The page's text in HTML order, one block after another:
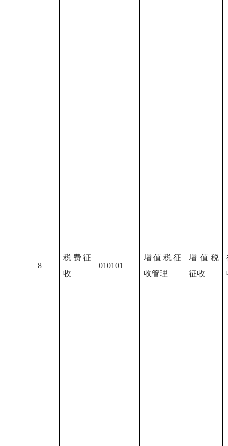
8
税费征
收
010101
增值税征
收管理
增值税
征收